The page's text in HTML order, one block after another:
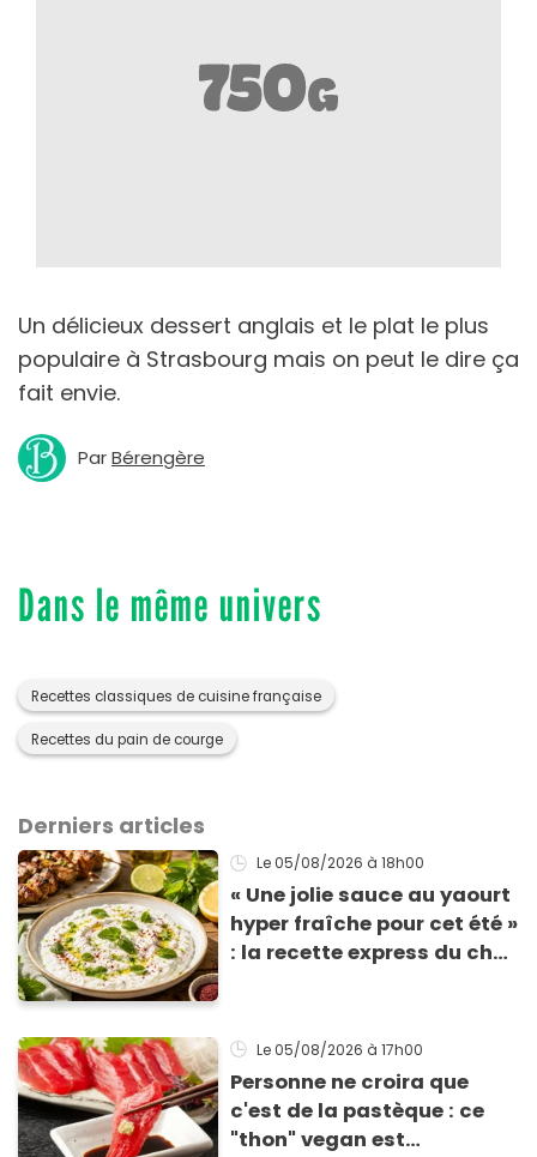
Un délicieux dessert anglais et le plat le plus
populaire à Strasbourg mais on peut le dire ça
fait envie.
ParBérengère
Dans le même univers
Recettes classiques de cuisine française
Recettes du pain de courge
Derniers articles
Le 05/08/2026 à 18h00
« Une jolie sauce au yaourt
hyper fraîche pour cet été »
: la recette express du chef
grillades
Le 05/08/2026 à 17h00
Personne ne croira que
c'est de la pastèque : ce
"thon" vegan est